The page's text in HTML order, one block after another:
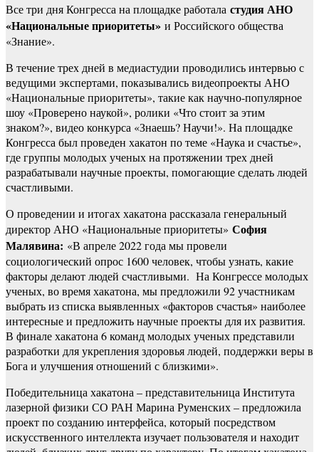
Все три дня Конгресса на площадке работала студия АНО
«Национальные приоритеты» и Российского общества
«Знание».
В течение трех дней в медиастудии проводились интервью с
ведущими экспертами, показывались видеопроекты АНО
«Национальные приоритеты», такие как научно-популярное
шоу «Проверено наукой», ролики «Что стоит за этим
знаком?», видео конкурса «Знаешь? Научи!». На площадке
Конгресса был проведен хакатон по теме «Наука и счастье»,
где группы молодых ученых на протяжении трех дней
разрабатывали научные проекты, помогающие сделать людей
счастливыми.
О проведении и итогах хакатона рассказала генеральный
директор АНО «Национальные приоритеты» София
Малявина: «В апреле 2022 года мы провели
социологический опрос 1600 человек, чтобы узнать, какие
факторы делают людей счастливыми. На Конгрессе молодых
ученых, во время хакатона, мы предложили 92 участникам
выбрать из списка выявленных «факторов счастья» наиболее
интересные и предложить научные проекты для их развития.
В финале хакатона 6 команд молодых ученых представили
разработки для укрепления здоровья людей, поддержки веры в
Бога и улучшения отношений с близкими».
Победительница хакатона – представительница Института
лазерной физики СО РАН Марина Руменских – предложила
проект по созданию интерфейса, который посредством
искусственного интеллекта изучает пользователя и находит